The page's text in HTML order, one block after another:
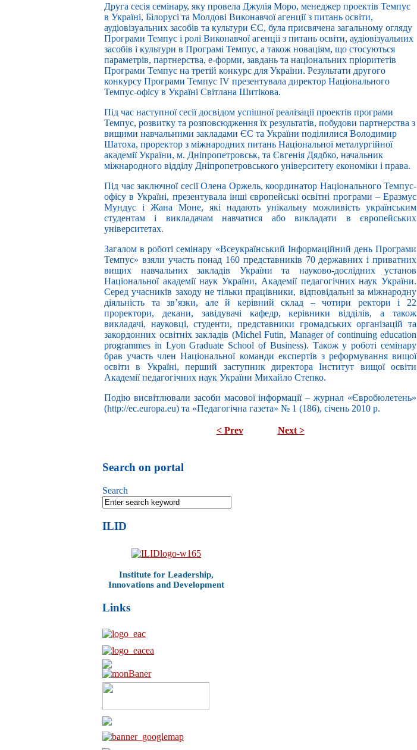
Друга сесія семінару, яку провела Джулія Моро, менеджер проектів Темпус
в Україні, Білорусі та Молдові Виконавчої агенції з питань освіти,
аудіовізуальних засобів та культури ЄС, була присвячена загальному огляду
Програми Темпус і ролі Виконавчої агенції з питань освіти, аудіовізуальних
засобів і культури в Програмі Темпус, а також новаціям, що стосуються
параметрів, партнерства, е-форми, завдань та національних пріоритетів
Програми Темпус на третій конкурс для України. Результати другого
конкурсу Програми Темпус IV презентувала директор Національного
Темпус-офісу в Україні Світлана Шитікова.
Під час наступної сесії досвідом успішної реалізації проектів програми
Темпус, розвитку та розповсюдження їх результатів, побудови партнерства з
вищими навчальними закладами ЄС та України поділилися Володимир
Шатоха, проректор з міжнародних питань Національної металургійної
академії України, м. Дніпропетровськ, та Євгенія Дядбко, начальник
міжнародного відділу Дніпропетровського університету економіки і права.
Під час заключної сесії Олена Оржель, координатор Національного Темпус-
офісу в Україні, презентувала інші європейські освітні програми – Еразмус
Мундус і Жана Моне, які надають унікальну можливість українським
студентам і викладачам навчатися або викладати в європейських
університетах.
Загалом в роботі семінару «Всеукраїнський Інформаційний день Програми
Темпус» взяли участь понад 160 представників 70 державних і приватних
вищих навчальних закладів України та науково-дослідних установ
Національної академії наук України, Академії педагогічних наук України.
Серед учасників заходу не тільки працівники, відповідальні за міжнародну
діяльність та зв’язки, але й керівний склад – чотири ректори і 22
проректори, декани, завідувачі кафедр, керівники відділів, а також
викладачі, науковці, студенти, представники громадських організацій та
закордонних освітніх закладів (Michel Futin, Manager of continuing education
programmes in Lyon Graduate School of Business). Також у роботі семінару
брав участь член Національної команди експертів з реформування вищої
освіти в Україні, перший заступник директора Інститут вищої освіти
Академії педагогічних наук України Михайло Степко.
Подію висвітлювали засоби масової інформації – журнал «Євробюлетень»
(http://ec.europa.eu) та «Педагогічна газета» № 1 (186), січень 2010 р.
< Prev Next >
Search on portal
Search
ILID
Institute for Leadership,
Innovations and Development
Links